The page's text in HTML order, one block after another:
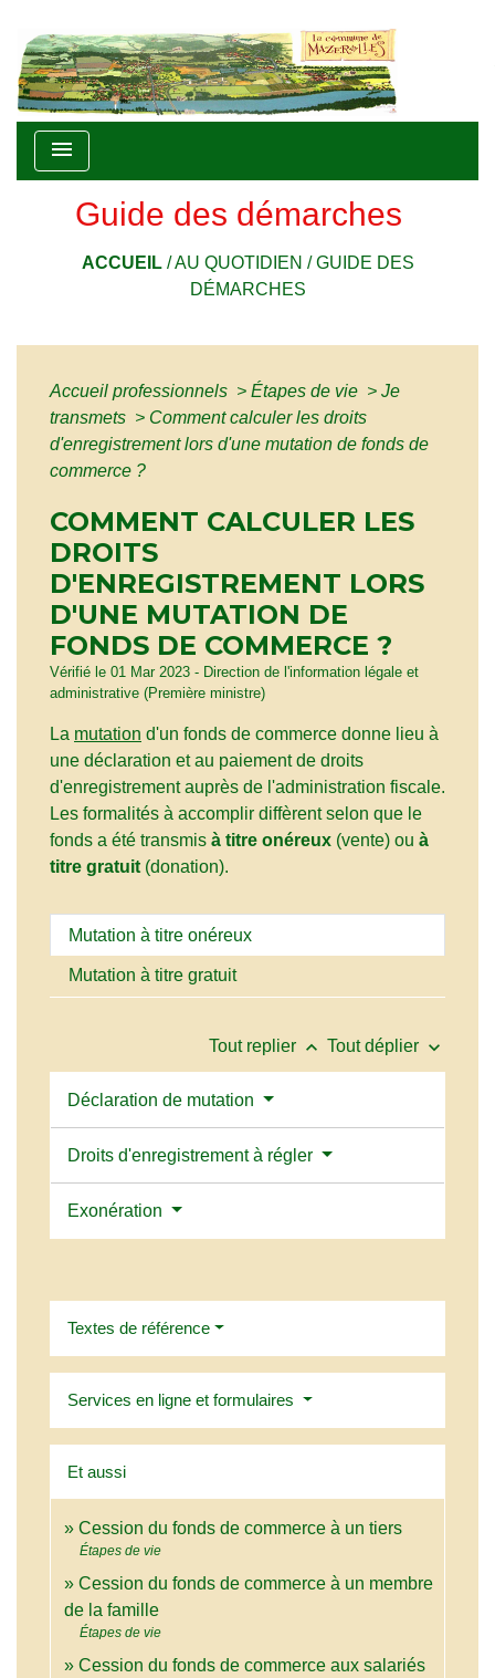
menu
Guide des démarches
ACCUEIL/AU QUOTIDIEN /GUIDE DES
DÉMARCHES
Accueil professionnels > Étapes de vie > Je
transmets > Comment calculer les droits
d'enregistrement lors d'une mutation de fonds de
commerce ?
COMMENT CALCULER LES
DROITS
D'ENREGISTREMENT LORS
D'UNE MUTATION DE
FONDS DE COMMERCE ?
Vérifié le 01 Mar 2023 - Direction de l'information légale et
administrative (Première ministre)
La mutation d'un fonds de commerce donne lieu à
une déclaration et au paiement de droits
d'enregistrement auprès de l'administration fiscale.
Les formalités à accomplir diffèrent selon que le
fonds a été transmis à titre onéreux (vente) ou à
titre gratuit (donation).
Mutation à titre onéreux
Mutation à titre gratuit
Tout replier keyboard_arrow_up Tout déplier keyboard_arrow_down
Déclaration de mutation
Droits d'enregistrement à régler
Exonération
Textes de référence
Services en ligne et formulaires
Et aussi
Cession du fonds de commerce à un tiers
Étapes de vie
Cession du fonds de commerce à un membre
de la famille
Étapes de vie
Cession du fonds de commerce aux salariés